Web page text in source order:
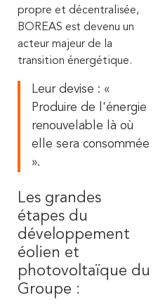
propre et décentralisée,
BOREAS est devenu un
acteur majeur de la
transition énergétique.
Leur devise : «
Produire de l'énergie
renouvelable là où
elle sera consommée
».
Les grandes
étapes du
développement
éolien et
photovoltaïque du
Groupe :